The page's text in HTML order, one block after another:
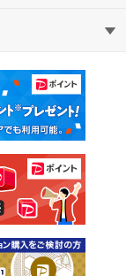
ョン
て
まいの先生